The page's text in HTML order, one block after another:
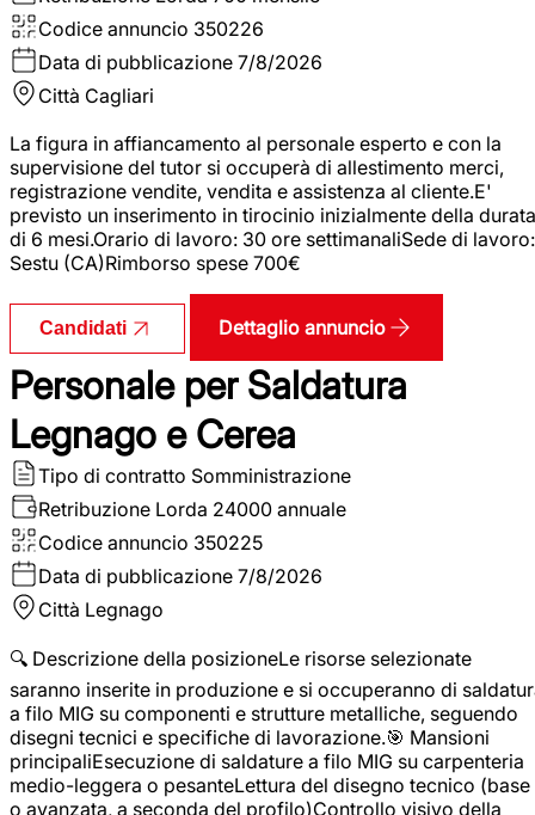
Codice annuncio 350226
Data di pubblicazione 7/8/2026
Città Cagliari
La figura in affiancamento al personale esperto e con la
supervisione del tutor si occuperà di allestimento merci,
registrazione vendite, vendita e assistenza al cliente.E'
previsto un inserimento in tirocinio inizialmente della durata
di 6 mesi.Orario di lavoro: 30 ore settimanaliSede di lavoro:
Sestu (CA)Rimborso spese 700€
Candidati Dettaglio annuncio
Personale per Saldatura
Legnago e Cerea
Tipo di contratto Somministrazione
Retribuzione Lorda 24000 annuale
Codice annuncio 350225
Data di pubblicazione 7/8/2026
Città Legnago
🔍 Descrizione della posizioneLe risorse selezionate
saranno inserite in produzione e si occuperanno di
a filo MIG su componenti e strutture metalliche, seguendo
disegni tecnici e specifiche di lavorazione.🎯 Mansioni
principaliEsecuzione di saldature a filo MIG su carpenteria
medio-leggera o pesanteLettura del disegno tecnico (base
o avanzata, a seconda del profilo)Controllo visivo della